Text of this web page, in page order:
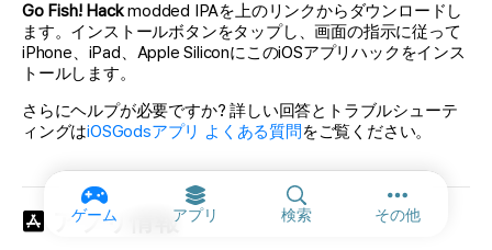
ゲーム アプリ 検索 その他その他のオ
Go Fish! Hackmodded IPAを上のリンクからダウンロードし
ます。インストールボタンをタップし、画面の指示に従って
iPhone、iPad、Apple SiliconにこのiOSアプリハックをインス
トールします。
さらにヘルプが必要ですか? 詳しい回答とトラブルシューテ
ィングはiOSGodsアプリ よくある質問 をご覧ください。
アプリ情報